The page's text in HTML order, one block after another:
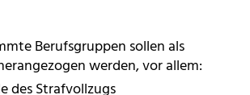
Berufsgruppen sollen als
werden, vor allem:
des Strafvollzugs